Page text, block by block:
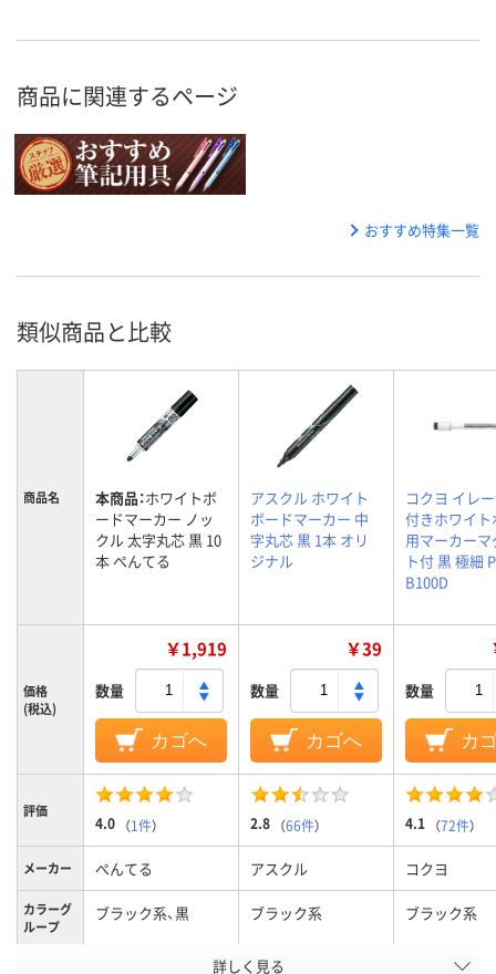
商品に関連するページ
おすすめ特集一覧
類似商品と比較
商品名 本商品：ホワイトボ
ードマーカー ノッ
クル 太字丸芯 黒 10
本 ぺんてる
アスクル ホワイト
ボードマーカー 中
字丸芯 黒 1本 オリ
ジナル
コクヨ イレ
付きホワイト
用マーカー
ト付 黒 極細
B100D
価格
(税込)
￥1,919
数量
カゴへ
￥39
数量
カゴへ
数量
カ
評価
4.0 （1件） 2.8 （66件） 4.1 （72件）
メーカー ぺんてる アスクル コクヨ
カラーグ
ループ
ブラック系、黒 ブラック系 ブラック系
中字丸芯、中字
詳しく見る